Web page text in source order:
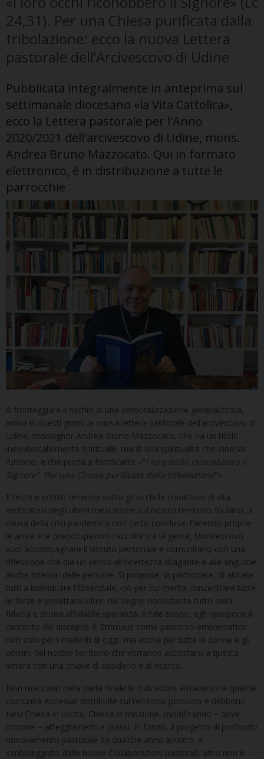
24,31). Per una Chiesa purificata dalla
tribolazione: ecco la nuova Lettera
pastorale dell’Arcivescovo di Udine
Pubblicata integralmente in anteprima sul
settimanale diocesano «la Vita Cattolica»,
ecco la Lettera pastorale per l'Anno
2020/2021 dell'arcivescovo di Udine, mons.
Andrea Bruno Mazzocato. Qui in formato
elettronico, è in distribuzione a tutte le
parrocchie
A fronteggiare il rischio di una demoralizzazione generalizzata,
arriva in questi giorni la nuova lettera pastorale dell’arcivescovo di
Udine, monsignor Andrea Bruno Mazzocato, che ha un titolo
inequivocabilmente spirituale, ma di una spiritualità che innerva
l’umano, e che punta a fortificarlo: «”I loro occhi riconobbero il
Signore”. Per una Chiesa purificata dalla tribolazione”».
Il testo è scritto tenendo sotto gli occhi le condizioni di vita
verificatesi negli ultimi mesi anche sul nostro territorio friulano, a
causa della crisi pandemica non certo conclusa. Facendo proprie
le ansie e le preoccupazioni raccolte tra la gente, l’Arcivescovo
vuol accompagnare il vissuto personale e comunitario con una
riflessione che dia un senso all’incertezza dilagante e alle angustie
anche interiori delle persone. Si propone, in particolare, di aiutare
tutti a individuare l’Essenziale, ciò per cui merita concentrare tutte
le forze e proiettarsi oltre, nel segno nonostante tutto della
fiducia e di una affidabile speranza. A tale scopo, egli ripropone il
racconto dei discepoli di Emmaus come percorso emblematico
non solo per i credenti di oggi, ma anche per tutte le donne e gli
uomini del nostro territorio che vorranno accostarsi a questa
lettera con una chiave di desiderio e di ricerca.
Non mancano nella parte finale le indicazioni attraverso le quali le
comunità ecclesiali distribuite sul territorio possono e debbono
farsi Chiesa in uscita, Chiesa in missione, modificando − dove
occorre − atteggiamenti e prassi. In fondo, il progetto di profondo
rinnovamento pastorale da qualche anno avviato, e
simboleggiato dalle nuove Collaborazioni pastorali, altro non è –